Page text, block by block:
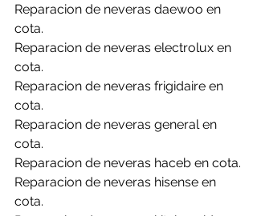
Reparacion de neveras daewoo en
cota.
Reparacion de neveras electrolux en
cota.
Reparacion de neveras frigidaire en
cota.
Reparacion de neveras general en
cota.
Reparacion de neveras haceb en cota.
Reparacion de neveras hisense en
cota.